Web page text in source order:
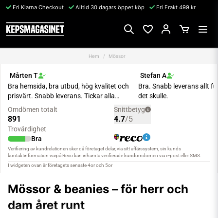
Fri Klarna Checkout Alltid 30 dagars öppet köp Fri Frakt 499 kr
Hem Mössor
Mössor & beanies – för herr och
dam året runt